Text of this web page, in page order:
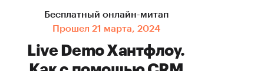
Бесплатный онлайн-митап
Прошел 21 марта, 2024
Live Demo Хантфлоу.